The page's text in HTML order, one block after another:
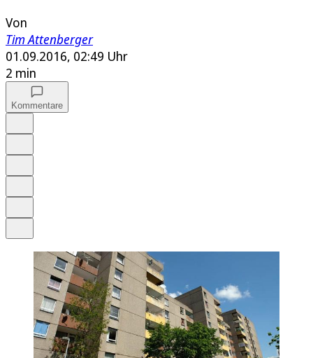
Von
Tim Attenberger
01.09.2016, 02:49 Uhr
2 min
Kommentare